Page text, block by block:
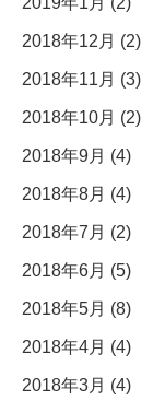
2018年12月 (2)
2018年11月 (3)
2018年10月 (2)
2018年9月 (4)
2018年8月 (4)
2018年7月 (2)
2018年6月 (5)
2018年5月 (8)
2018年4月 (4)
2018年3月 (4)